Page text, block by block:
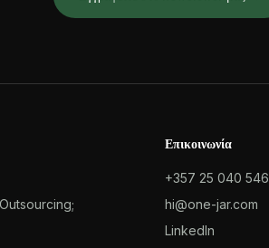
Επικοινωνία
+357 25 040 546
hi@one-jar.com
LinkedIn